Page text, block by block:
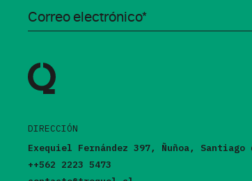
DIRECCIÓN
Exequiel Fernández 397, Ñuñoa, Santiago
++562 2223 5473